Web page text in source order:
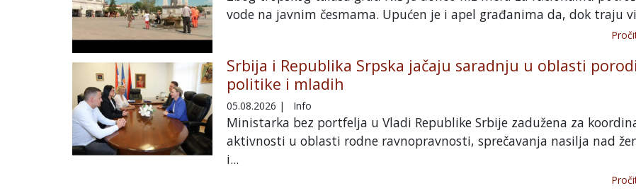
vode na javnim česmama. Upućen je i apel građanima da, dok traju
Srbija i Republika Srpska jačaju saradnju u oblasti
politike i mladih
05.08.2026 | Info
Ministarka bez portfelja u Vladi Republike Srbije zadužena za
aktivnosti u oblasti rodne ravnopravnosti, sprečavanja nasilja nad
i...